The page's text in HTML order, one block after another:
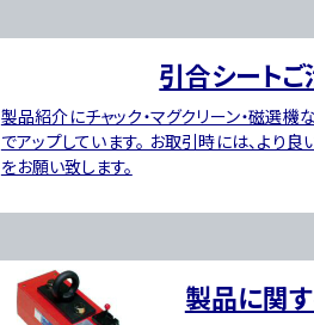
引合シート
製品紹介にチャック・マグクリーン・磁選機
でアップしています。 お取引時には、より
をお願い致します。
製品に関